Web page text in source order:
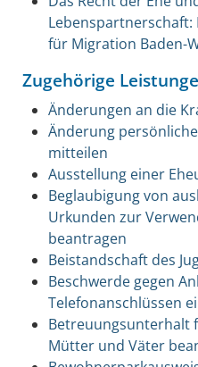
für Migration Baden-
Zugehörige
Änderungen an die
Änderung
mitteilen
Ausstellung einer
Beglaubigung von
Urkunden zur
beantragen
Beistandschaft des
Beschwerde gegen
Telefonanschlüssen
Betreuungsunterhalt
Mütter und Väter